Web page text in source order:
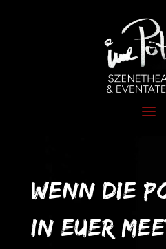
Wenn die
in euer